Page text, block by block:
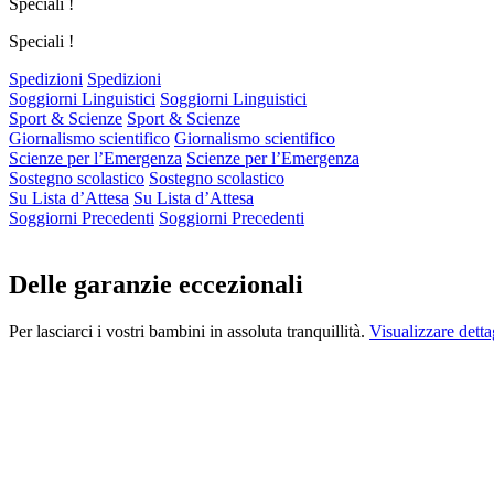
Speciali !
Speciali !
Spedizioni Spedizioni
Soggiorni Linguistici Soggiorni Linguistici
Sport & Scienze Sport & Scienze
Giornalismo scientifico Giornalismo scientifico
Scienze per l’Emergenza Scienze per l’Emergenza
Sostegno scolastico Sostegno scolastico
Su Lista d’Attesa Su Lista d’Attesa
Soggiorni Precedenti Soggiorni Precedenti
Delle garanzie eccezionali
Per lasciarci i vostri bambini in assoluta tranquillità. Visualizzare